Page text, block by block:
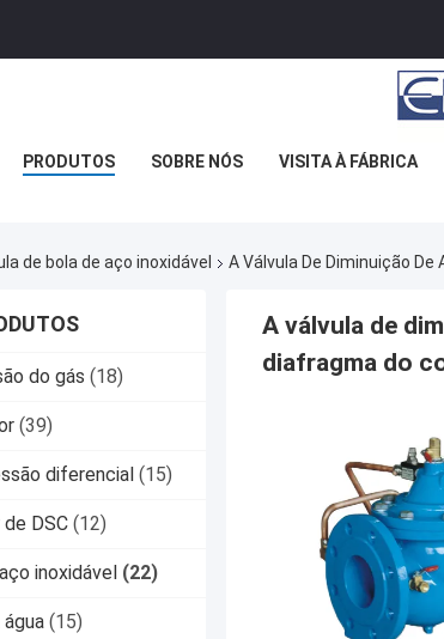
PRODUTOS SOBRE NÓS VISITA À FÁBRICA
de bola de aço inoxidável A Válvula De Diminuição De
do gás (18)
(39)
diferencial (15)
DSC (12)
inoxidável (22)
(15)
A válvula de
diafragma do